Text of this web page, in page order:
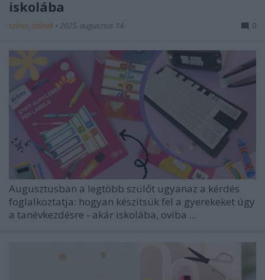
iskolába
színes_ötletek • 2025. augusztus 14. 0
Augusztusban a legtöbb szülőt ugyanaz a kérdés
foglalkoztatja: hogyan készítsük fel a gyerekeket úgy
a tanévkezdésre - akár iskolába, oviba ...